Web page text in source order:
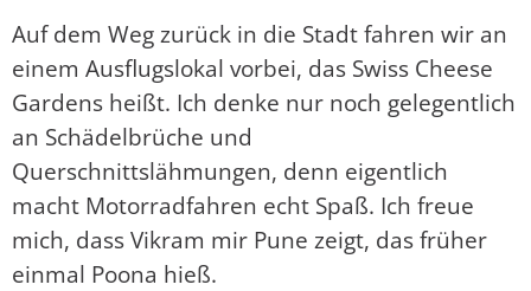
Auf dem Weg zurück in die Stadt fahren wir an
einem Ausflugslokal vorbei, das Swiss Cheese
Gardens heißt. Ich denke nur noch gelegentlich
an Schädelbrüche und
Querschnittslähmungen, denn eigentlich
macht Motorradfahren echt Spaß. Ich freue
mich, dass Vikram mir Pune zeigt, das früher
einmal Poona hieß.